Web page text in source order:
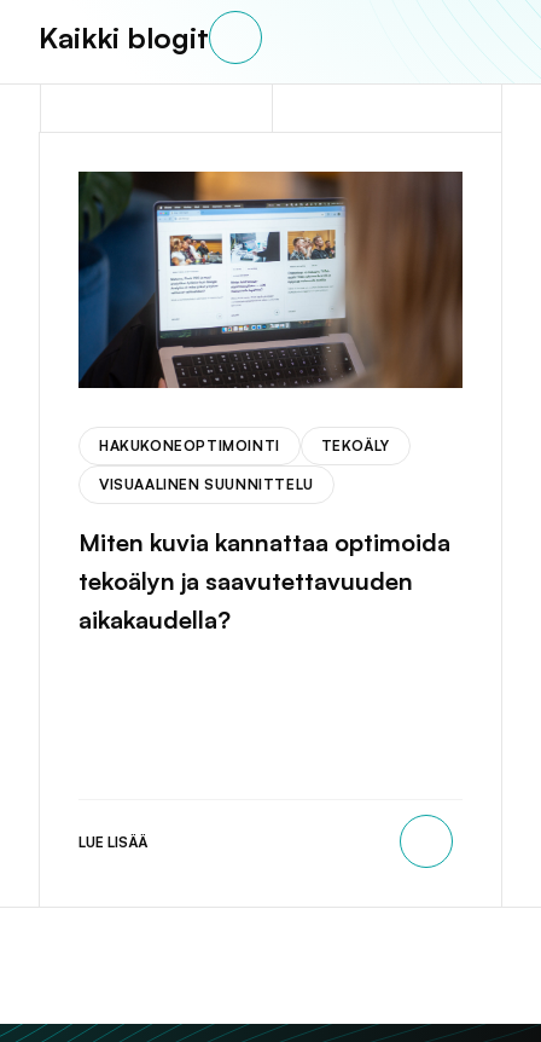
Kaikki blogit
HAKUKONEOPTIMOINTI TEKOÄLY
VISUAALINEN SUUNNITTELU
Miten kuvia kannattaa optimoida
tekoälyn ja saavutettavuuden
aikakaudella?
LUE LISÄÄ